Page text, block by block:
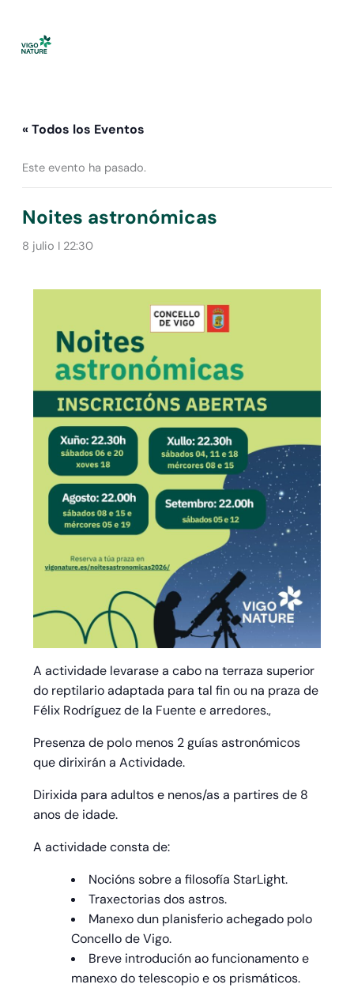
contenido
« Todos los Eventos
Este evento ha pasado.
Noites astronómicas
8 julio I 22:30
A actividade levarase a cabo na terraza superior
do reptilario adaptada para tal fin ou na praza de
Félix Rodríguez de la Fuente e arredores.,
Presenza de polo menos 2 guías astronómicos
que dirixirán a Actividade.
Dirixida para adultos e nenos/as a partires de 8
anosde idade.
A actividade consta de:
Nocións sobre a filosofía StarLight.
Traxectorias dos astros.
Manexo dun planisferio achegado polo
Concello de Vigo.
Breve introdución ao funcionamento e
manexo do telescopio e os prismáticos.